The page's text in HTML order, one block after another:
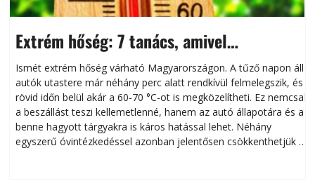
Extrém hőség: 7 tanács, amivel
megóvhatjuk autónkat a nyári károktól
Ismét extrém hőség várható Magyarországon. A tűző napon álló
autók utastere már néhány perc alatt rendkívül felmelegszik, és
rövid időn belül akár a 60-70 °C-ot is megközelítheti. Ez nemcsak
a beszállást teszi kellemetlenné, hanem az autó állapotára és a
benne hagyott tárgyakra is káros hatással lehet. Néhány
egyszerű óvintézkedéssel azonban jelentősen csökkenthetjük a